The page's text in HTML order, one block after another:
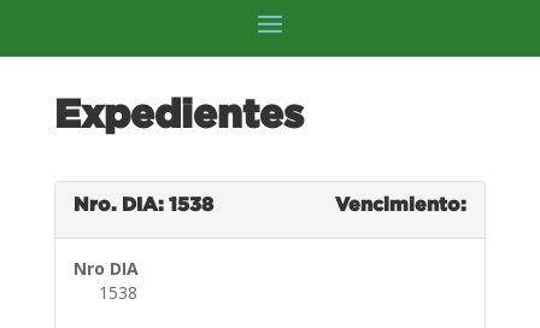
Expedientes
Nro. DIA: 1538 Vencimiento:
Nro DIA
1538